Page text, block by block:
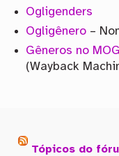
Ogligenders
Ogligênero –
Gêneros no
(Wayback
Tópicos do